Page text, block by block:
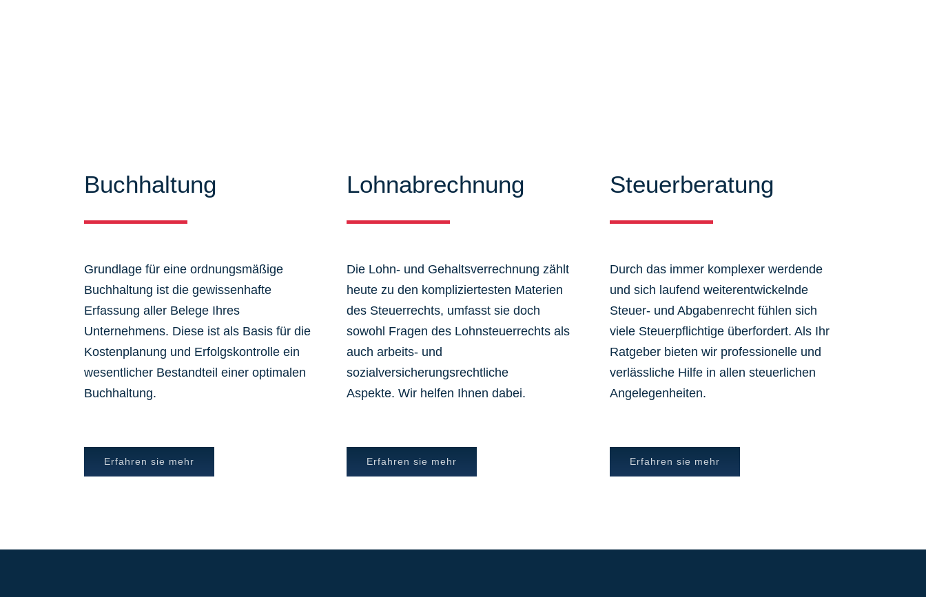
Buchhaltung
Grundlage für eine ordnungsmäßige
Buchhaltung ist die gewissenhafte
Erfassung aller Belege Ihres
Unternehmens. Diese ist als Basis für die
Kostenplanung und Erfolgskontrolle ein
wesentlicher Bestandteil einer optimalen
Buchhaltung.
Erfahren sie mehr
Lohnabrechnung
Die Lohn- und Gehaltsverrechnung zählt
heute zu den kompliziertesten Materien
des Steuerrechts, umfasst sie doch
sowohl Fragen des Lohnsteuerrechts als
auch arbeits- und
sozialversicherungsrechtliche
Aspekte. Wir helfen Ihnen dabei.
Erfahren sie mehr
Steuerberatung
Durch das immer komplexer werdende
und sich laufend weiterentwickelnde
Steuer- und Abgabenrecht fühlen sich
viele Steuerpflichtige überfordert. Als Ihr
Ratgeber bieten wir professionelle und
verlässliche Hilfe in allen steuerlichen
Angelegenheiten.
Erfahren sie mehr